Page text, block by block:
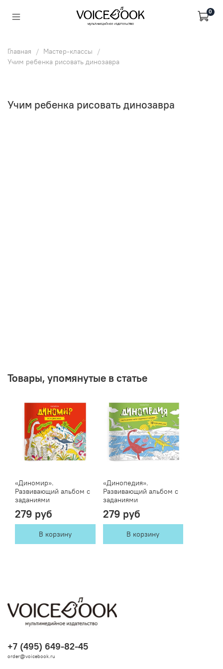
0
Главная
Мастер-классы
Учим ребенка рисовать динозавра
Учим ребенка рисовать динозавра
Товары, упомянутые в статье
«Диномир».
Развивающий альбом с
заданиями
279 руб
В корзину
«Динопедия».
Развивающий альбом с
заданиями
279 руб
В корзину
+7 (495) 649-82-45
order@voicebook.ru